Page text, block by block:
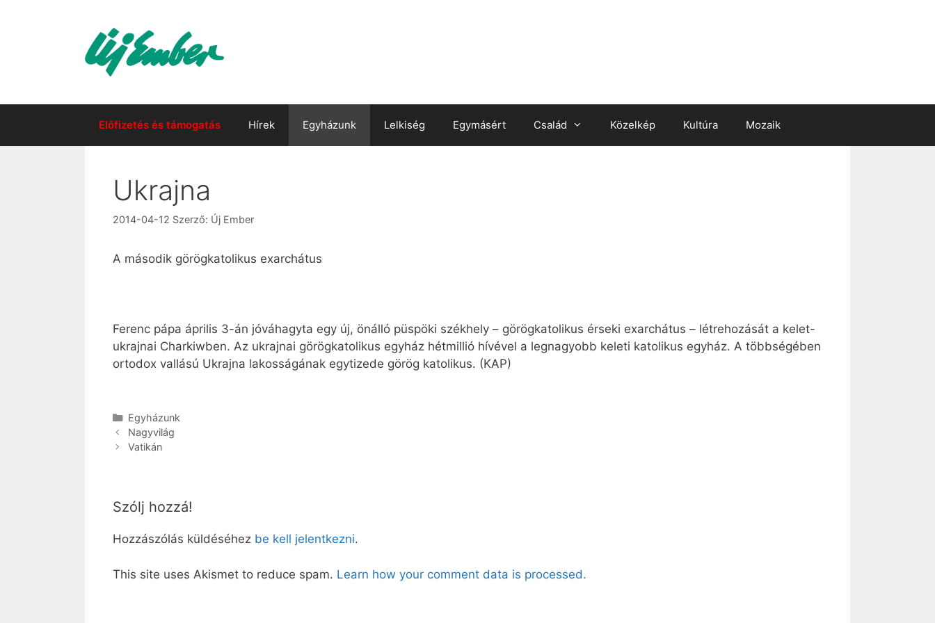
Előfizetés és támogatás Hírek Egyházunk Lelkiség Egymásért Család Közelkép Kultúra Mozaik
Ukrajna
2014-04-12 Szerző: Új Ember
A második görögkatolikus exarchátus
Ferenc pápa április 3-án jóváhagyta egy új, önálló püspöki székhely – görögkatolikus érseki exarchátus – létrehozását a kelet-
ukrajnai Charkiwben. Az ukrajnai görögkatolikus egyház hétmillió hívével a legnagyobb keleti katolikus egyház. A többségében
ortodox vallású Ukrajna lakosságának egytizede görög katolikus. (KAP)
Kategória
Egyházunk
Nagyvilág
Vatikán
Szólj hozzá!
Hozzászólás küldéséhez be kell jelentkezni.
This site uses Akismet to reduce spam. Learn how your comment data is processed.